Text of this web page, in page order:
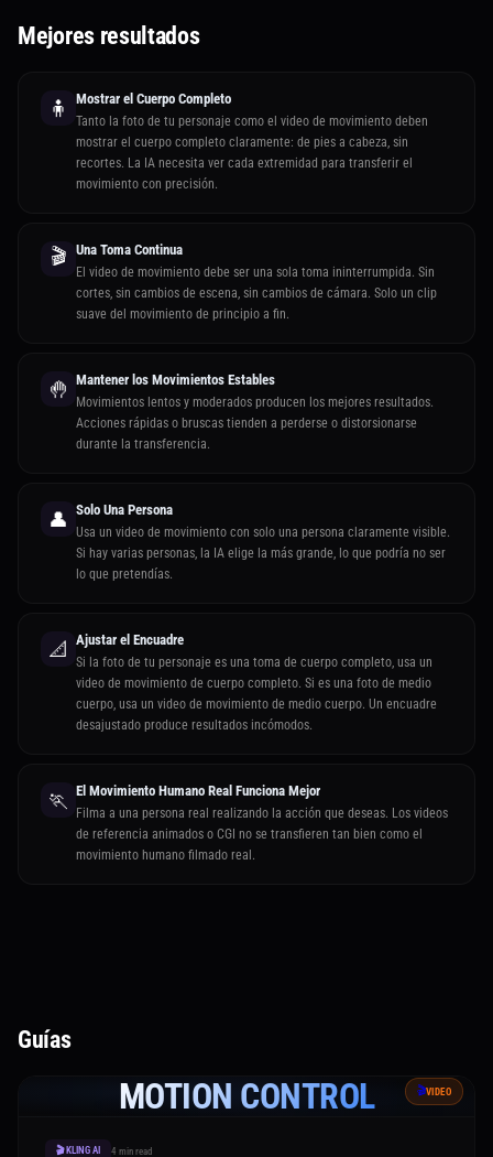
Mejores resultados
🧍 Mostrar el Cuerpo Completo
Tanto la foto de tu personaje como el video de movimiento deben
mostrar el cuerpo completo claramente: de pies a cabeza, sin
recortes. La IA necesita ver cada extremidad para transferir el
movimiento con precisión.
🎬 Una Toma Continua
El video de movimiento debe ser una sola toma ininterrumpida. Sin
cortes, sin cambios de escena, sin cambios de cámara. Solo un clip
suave del movimiento de principio a fin.
🤚 Mantener los Movimientos Estables
Movimientos lentos y moderados producen los mejores resultados.
Acciones rápidas o bruscas tienden a perderse o distorsionarse
durante la transferencia.
👤 Solo Una Persona
Usa un video de movimiento con solo una persona claramente visible.
Si hay varias personas, la IA elige la más grande, lo que podría no ser
lo que pretendías.
📐 Ajustar el Encuadre
Si la foto de tu personaje es una toma de cuerpo completo, usa un
video de movimiento de cuerpo completo. Si es una foto de medio
cuerpo, usa un video de movimiento de medio cuerpo. Un encuadre
desajustado produce resultados incómodos.
🏃 El Movimiento Humano Real Funciona Mejor
Filma a una persona real realizando la acción que deseas. Los videos
de referencia animados o CGI no se transfieren tan bien como el
movimiento humano filmado real.
Guías
MOTION CONTROL 🎬VIDEO
🎬 KLING AI 4 min read